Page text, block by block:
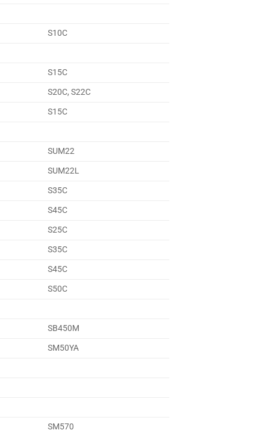
S10C
S15C
S20C, S22C
S15C
SUM22
SUM22L
S35C
S45C
S25C
S35C
S45C
S50C
SB450M
SM50YA
SM570